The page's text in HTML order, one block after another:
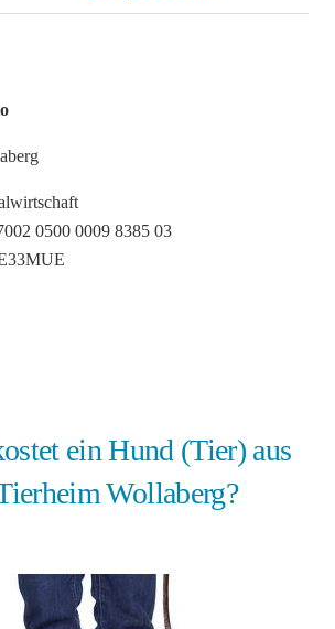
0500 0009 8385 03
ein Hund (Tier) aus
Wollaberg?